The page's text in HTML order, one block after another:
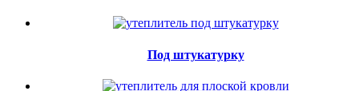
Под штукатурку